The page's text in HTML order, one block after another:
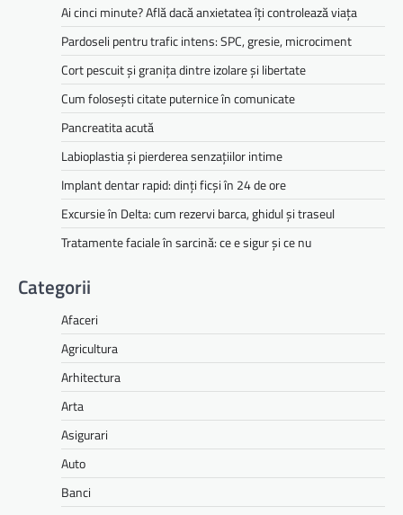
Ai cinci minute? Află dacă anxietatea îți controlează viața
Pardoseli pentru trafic intens: SPC, gresie, microciment
Cort pescuit și granița dintre izolare și libertate
Cum folosești citate puternice în comunicate
Pancreatita acută
Labioplastia și pierderea senzațiilor intime
Implant dentar rapid: dinți ficși în 24 de ore
Excursie în Delta: cum rezervi barca, ghidul și traseul
Tratamente faciale în sarcină: ce e sigur și ce nu
Categorii
Afaceri
Agricultura
Arhitectura
Arta
Asigurari
Auto
Banci